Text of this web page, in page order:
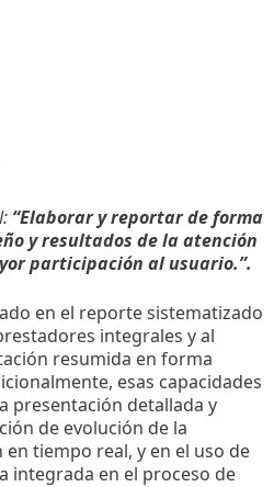
“Elaborar y reportar de forma
y resultados de la atención
participación al usuario.”.
en el reporte sistematizado
integrales y al
resumida en forma
esas capacidades
presentación detallada y
de evolución de la
tiempo real, y en el uso de
integrada en el proceso de